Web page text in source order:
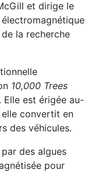
et dirige le
la recherche
10,000 Trees
Elle est érigée au-
convertit en
des véhicules.
des algues
pour